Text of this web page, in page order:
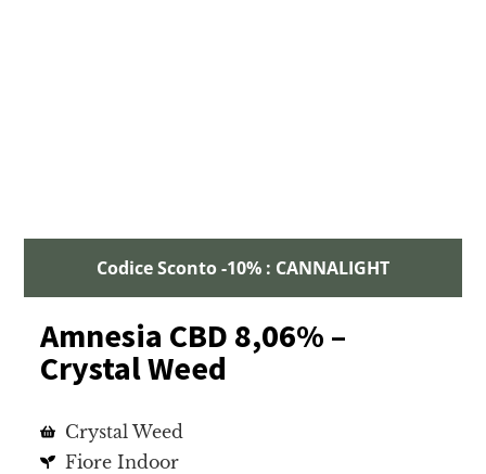
Codice Sconto -10% : CANNALIGHT
Amnesia CBD 8,06% –
Crystal Weed
Crystal Weed
Fiore Indoor